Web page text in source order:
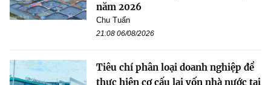
năm 2026
Chu Tuấn
21:08 06/08/2026
Tiêu chí phân loại doanh nghiệp để
thực hiện cơ cấu lại vốn nhà nước tại